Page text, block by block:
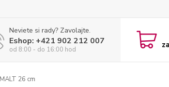
Neviete si rady? Zavolajte.
Eshop: +421 902 212 007
od 8:00 - do 16:00 hod za
26 cm